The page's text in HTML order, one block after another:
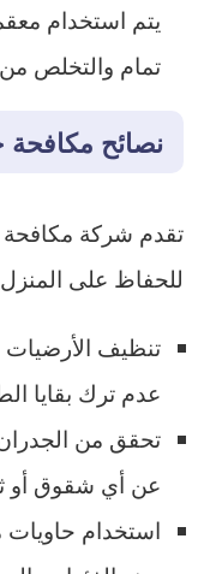
يتم استخدام
تمام والتخلص
نصائح
تقدم شركة
للحفاظ على
تنظيف
عدم ترك بقايا
تحقق من
عن أي شقوق أو
استخدام حاويات